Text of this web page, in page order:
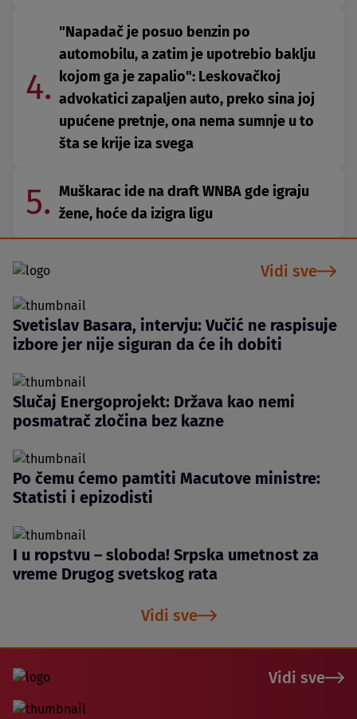
4.
"Napadač je posuo benzin po
automobilu, a zatim je upotrebio baklju
kojom ga je zapalio": Leskovačkoj
advokatici zapaljen auto, preko sina joj
upućene pretnje, ona nema sumnje u to
šta se krije iza svega
5. Muškarac ide na draft WNBA gde igraju
žene, hoće da izigra ligu
Vidi sve
Svetislav Basara, intervju: Vučić ne raspisuje
izbore jer nije siguran da će ih dobiti
Slučaj Energoprojekt: Država kao nemi
posmatrač zločina bez kazne
Po čemu ćemo pamtiti Macutove ministre:
Statisti i epizodisti
I u ropstvu – sloboda! Srpska umetnost za
vreme Drugog svetskog rata
Vidi sve
Vidi sve